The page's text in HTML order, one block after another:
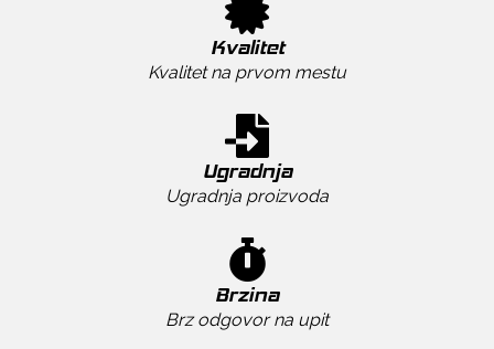
Kvalitet
Kvalitet na prvom mestu
Ugradnja
Ugradnja proizvoda
Brzina
Brz odgovor na upit